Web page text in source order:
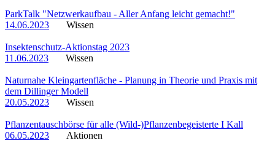
ParkTalk "Netzwerkaufbau - Aller Anfang leicht gemacht!"
14.06.2023
Wissen
Insektenschutz-Aktionstag 2023
11.06.2023
Wissen
Naturnahe Kleingartenfläche - Planung in Theorie und Praxis mit
dem Dillinger Modell
20.05.2023
Wissen
Pflanzentauschbörse für alle (Wild-)Pflanzenbegeisterte I Kall
06.05.2023
Aktionen